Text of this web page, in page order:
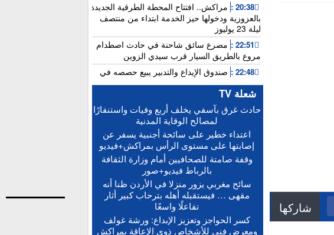
20:38 :
مراكش.. افتتاح المحطة الطرقية الجديدة
بالعزوزية ودخولها حيز الخدمة ابتداء من منتصف
ليلة 23 يوليوز
22:51 :
مصرع سائق شاحنة في حادث اصطدام
مروع بالطريق السيار قرب سيدي الزوين
22:48 :
صندوق الإيداع والتدبير يبيع حصصه في
بنك “سياش”
15:25 :
عامل بناء يلقى مصرعه إثر سقوطه من
الطابق الثاني بورش بالمدينة العتيقة لمراكش
أخنوش: الاجتماع المغربي-الفرنسي يطلق
التنفيذ العملي للشراكة الاستثنائية
15:13 :
“حصيلة إيجابية”.. فرنسا والمغرب يعززان
التعاون الأمني والاقتصادي بمعاهدات غير مسبوقة
15:06 :
الدكتورة أمل العباسي.. نموذج للأستاذة
الجامعية التي تجمع بين التميز الأكاديمي والالتزام
التربوي
12:16 :
بعد إجراء الاستدراكية.. الإعلان عن النتائج
النهائية للبكالوريا ونسبة النجاح تتجاوز 81 في المائة
شعلة TV
حادث غرق بآسفي يخلف أربع وفيات واستنفارًا
لمصالح الوقاية المدنية
اعتداء خطير على سائحة أجنبية يسفر عن
إصابتها على مستوى الرأس بمراكش+فيديو
وقفة صامتة للصحافيين أمام وزارة الثقافة
بالرباط فيديو+صور
سائح مغربي يزور منزلا في الأردن ظنا أنه
مقهى … فيستقبله أهله بترحاب كبير أثار
تفاعلًا واسعًا
كسر الحواجز وتعزيز الإبداع: ورشة غولف
ومعرض فني للأشخاص ذوي الإعاقة بمراكش
شاركها